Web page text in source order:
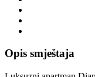
Opis smještaja